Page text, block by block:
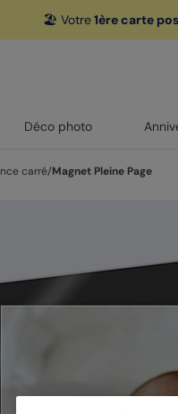
🏖️ Votre1ère carte
Déco photo
carré/Magnet Pleine Page